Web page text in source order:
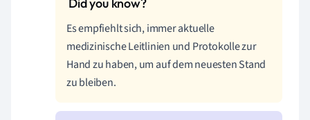
Es empfiehlt sich, immer aktuelle
medizinische Leitlinien und Protokolle zur
Hand zu haben, um auf dem neuesten Stand
zu bleiben.